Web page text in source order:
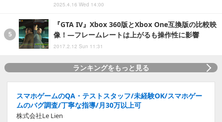
2025.4.16 Wed 14:00
『GTA IV』Xbox 360版とXbox One互換版の比較映
像！―フレームレートは上がるも操作性に影響
2017.2.12 Sun 11:31
ランキングをもっと見る
スマホゲームのQA・テストスタッフ/未経験OK/スマホゲー
ムのバグ調査/丁寧な指導/月30万以上可
株式会社Le Lien